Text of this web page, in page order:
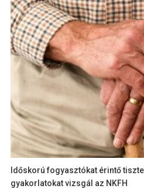
Időskorú fogyasztókat érintő
gyakorlatokat vizsgál az NKFH